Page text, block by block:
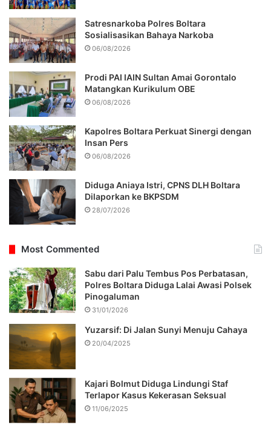
Satresnarkoba Polres Boltara
Sosialisasikan Bahaya Narkoba
06/08/2026
Prodi PAI IAIN Sultan Amai Gorontalo
Matangkan Kurikulum OBE
06/08/2026
Kapolres Boltara Perkuat Sinergi dengan
Insan Pers
06/08/2026
Diduga Aniaya Istri, CPNS DLH Boltara
Dilaporkan ke BKPSDM
28/07/2026
Most Commented
Sabu dari Palu Tembus Pos Perbatasan,
Polres Boltara Diduga Lalai Awasi Polsek
Pinogaluman
31/01/2026
Yuzarsif: Di Jalan Sunyi Menuju Cahaya
20/04/2025
Kajari Bolmut Diduga Lindungi Staf
Terlapor Kasus Kekerasan Seksual
11/06/2025